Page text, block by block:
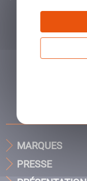
MARQUES
PRESSE